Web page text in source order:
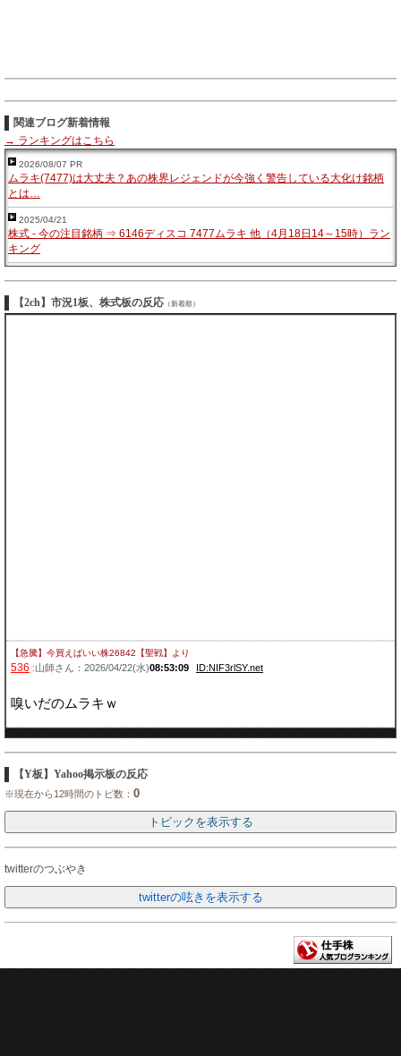
関連ブログ新着情報
→ ランキングはこちら
2026/08/07 PR
ムラキ(7477)は大丈夫？あの株界レジェンドが今強く警告している大化け銘柄
とは…
2025/04/21
株式 - 今の注目銘柄 ⇒ 6146ディスコ 7477ムラキ 他（4月18日14～15時）ラン
キング
【2ch】市況1板、株式板の反応 （新着順）
【急騰】今買えばいい株26842【聖戦】 より
536 :山師さん：2026/04/22(水)08:53:09 ID:NIF3rlSY.net
嗅いだのムラキｗ
【Y板】Yahoo掲示板の反応
※現在から12時間のトピ数： 0
twitterのつぶやき